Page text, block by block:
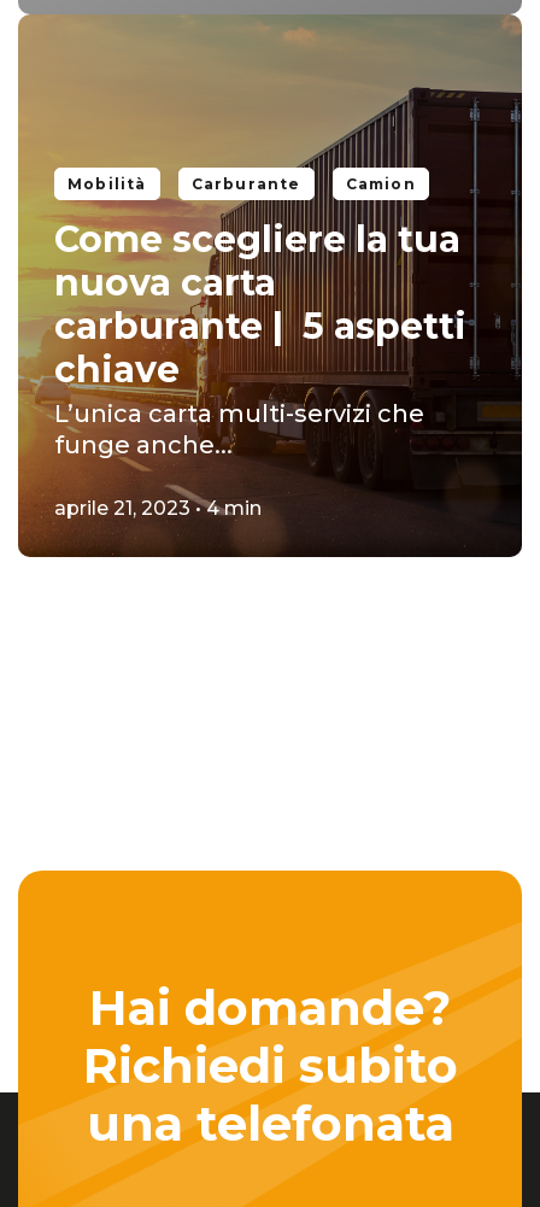
Mobilità Carburante Camion
Come scegliere la tua
nuova carta
carburante | 5 aspetti
chiave
L’unica carta multi-servizi che
funge anche...
aprile 21, 2023 • 4 min
Hai domande?
Richiedi subito
una telefonata